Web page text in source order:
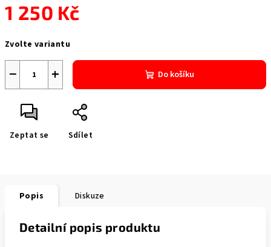
1 250 Kč
cena:
Zvolte variantu
+
− Do košíku
Zeptat se Sdílet
Popis Diskuze
Detailní popis produktu